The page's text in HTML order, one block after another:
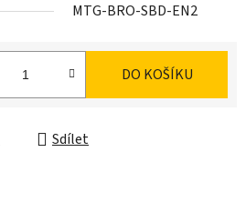
MTG-BRO-SBD-EN2
DO KOŠÍKU
Sdílet